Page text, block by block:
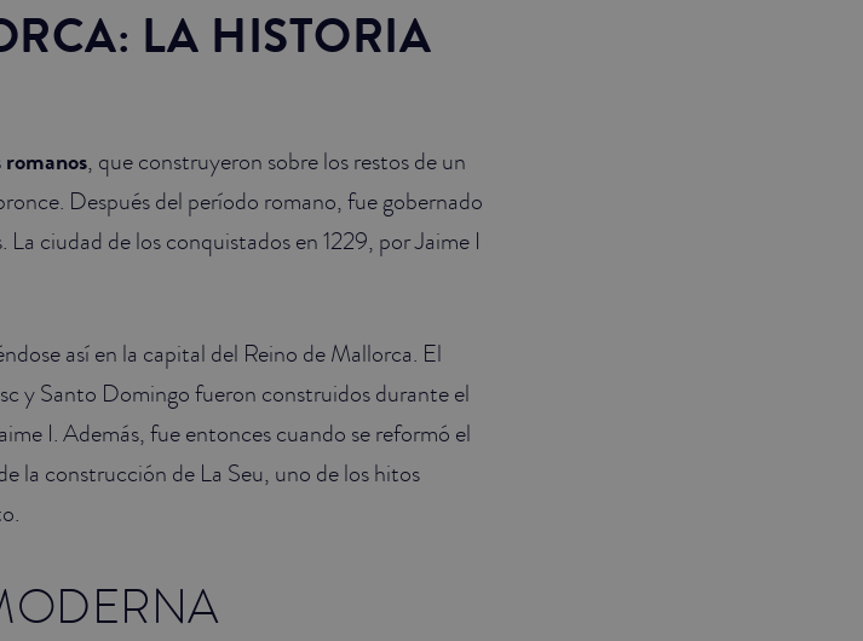
LA HISTORIA
, que construyeron sobre los restos de un
Después del período romano, fue gobernado
ciudad de los conquistados en 1229, por Jaime I
así en la capital del Reino de Mallorca. El
y Santo Domingo fueron construidos durante el
I. Además, fue entonces cuando se reformó el
la construcción de La Seu, uno de los hitos